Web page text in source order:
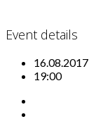
Event details
16.08.2017
19:00